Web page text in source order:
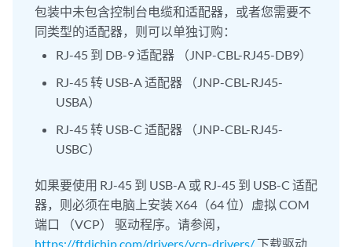
包装中未包含控制台电缆和适配器，或者您需要不
同类型的适配器，则可以单独订购：
RJ-45 到 DB-9 适配器 （JNP-CBL-RJ45-DB9）
RJ-45 转 USB-A 适配器 （JNP-CBL-RJ45-
USBA）
RJ-45 转 USB-C 适配器 （JNP-CBL-RJ45-
USBC）
如果要使用 RJ-45 到 USB-A 或 RJ-45 到 USB-C 适配
器，则必须在电脑上安装 X64（64 位）虚拟 COM
端口 （VCP） 驱动程序。请参阅，
https://ftdichip.com/drivers/vcp-drivers/ 下载驱动